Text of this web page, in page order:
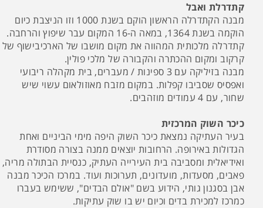
קתדרלת ואבל
מבנה הקתדרלה הראשון הוקם בשנת 1000 וזו הניצבת כיום
הוקמה בשנת 1364, במאה ה-16 המקום עבר שיפוץ והרחבה.
קתדרלה מלכותית המהווה את מקום מושבו של הארכיבישוף של
קרקוב ומקום ההכתרה והקבורה של מלכי פולין.
מבנה בזיליקה עם 3 ספינות / מעברים, בית מקהלה ריבועי
ואפסיס שסביבו קפלות. במקום מזבח מאוזולאום עשוי שיש
שחור, עם 4 עמודים מוזהבים.
כיכר השוק המרכזית
בעיר העתיקה נמצאת כיכר השוק היפה מימי הביניים ואחת
הגדולות באירופה. הרחובות יוצאים ממנה בצורה מסודרת
ואידיאלית ומסביבה בית העירייה העתיק, כנסיית הבתולה מריה,
פאבים, מסעדות, מועדונים, תערוכות ועוד. במרכז הכיכר מבנה
אבן בסגנון גותי, הידוע בשם "אולם הבדים", ששימש בעברו
כמרכז למכירת בדים וכיום יש בו שוק עתיקות.